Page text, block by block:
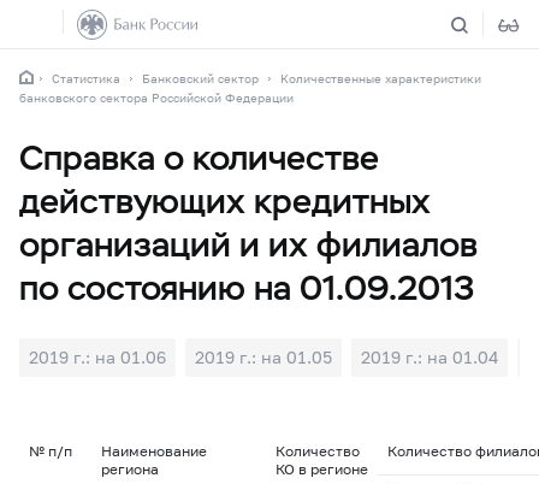
Статистика Банковский сектор
Количественные характеристики
банковского сектора Российской Федерации
Справка о количестве
действующих кредитных
организаций и их филиалов
по состоянию на 01.09.2013
2019 г.: на 01.06 2019 г.: на 01.05 2019 г.: на 01.04
№ п/п
Наименование
региона
Количество
КО в регионе
Количество